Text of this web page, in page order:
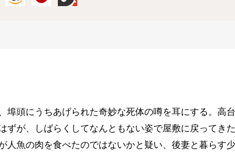
埠頭にうちあげられた奇妙な死体の噂を耳にする。高
ずが、しばらくしてなんともない姿で屋敷に戻ってき
人魚の肉を食べたのではないかと疑い、後妻と暮らす少